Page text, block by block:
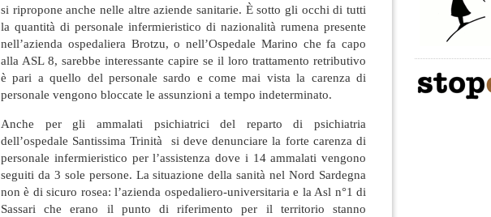
si ripropone anche nelle altre aziende sanitarie. È sotto gli occhi di tutti
la quantità di personale infermieristico di nazionalità rumena presente
nell’azienda ospedaliera Brotzu, o nell’Ospedale Marino che fa capo
alla ASL 8, sarebbe interessante capire se il loro trattamento retributivo
è pari a quello del personale sardo e come mai vista la carenza di
personale vengono bloccate le assunzioni a tempo indeterminato.
Anche per gli ammalati psichiatrici del reparto di psichiatria
dell’ospedale Santissima Trinità si deve denunciare la forte carenza di
personale infermieristico per l’assistenza dove i 14 ammalati vengono
seguiti da 3 sole persone. La situazione della sanità nel Nord Sardegna
non è di sicuro rosea: l’azienda ospedaliero-universitaria e la Asl n°1 di
Sassari che erano il punto di riferimento per il territorio stanno